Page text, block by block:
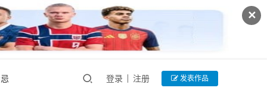
✕
登录 注册 发表作品